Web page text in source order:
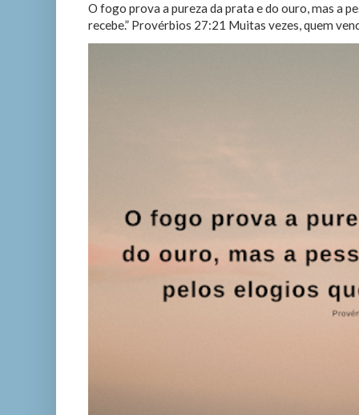
O fogo prova a pureza da prata e do ouro, mas a
recebe.” Provérbios 27:21 Muitas vezes, quem